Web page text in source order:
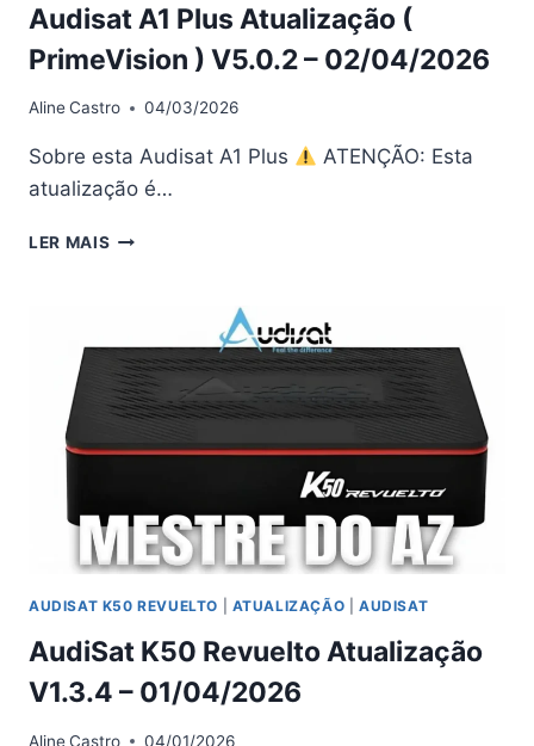
Audisat A1 Plus Atualização (
PrimeVision ) V5.0.2 – 02/04/2026
AlineCastro 04/03/2026
Sobre esta Audisat A1 Plus
ATENÇÃO: Esta
atualização é…
LER MAIS AUDISAT
ATUALIZAÇÃO
PRIMEVISION
)
V5.0.2
02/04/2026
AUDISAT K50 REVUELTO ATUALIZAÇÃO |AUDISAT
AudiSat K50 Revuelto Atualização
V1.3.4 – 01/04/2026
AlineCastro 04/01/2026